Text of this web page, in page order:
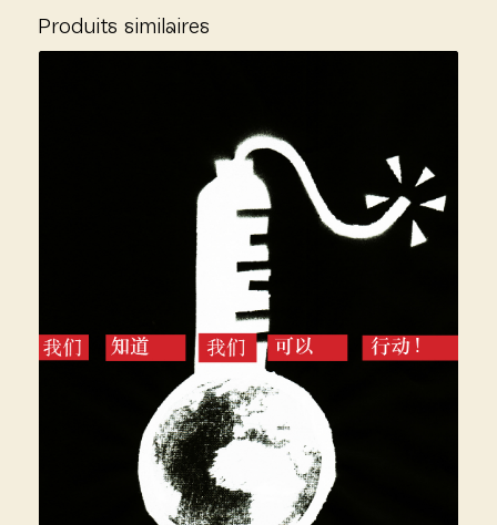
Produits similaires